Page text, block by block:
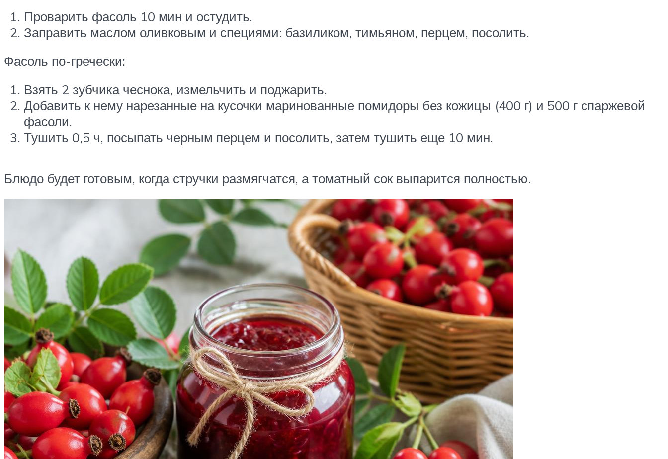
Проварить фасоль 10 мин и остудить.
Заправить маслом оливковым и специями: базиликом, тимьяном, перцем, посолить.
Фасоль по-гречески:
Взять 2 зубчика чеснока, измельчить и поджарить.
Добавить к нему нарезанные на кусочки маринованные помидоры без кожицы (400 г) и 500 г спаржевой
фасоли.
Тушить 0,5 ч, посыпать черным перцем и посолить, затем тушить еще 10 мин.
Блюдо будет готовым, когда стручки размягчатся, а томатный сок выпарится полностью.